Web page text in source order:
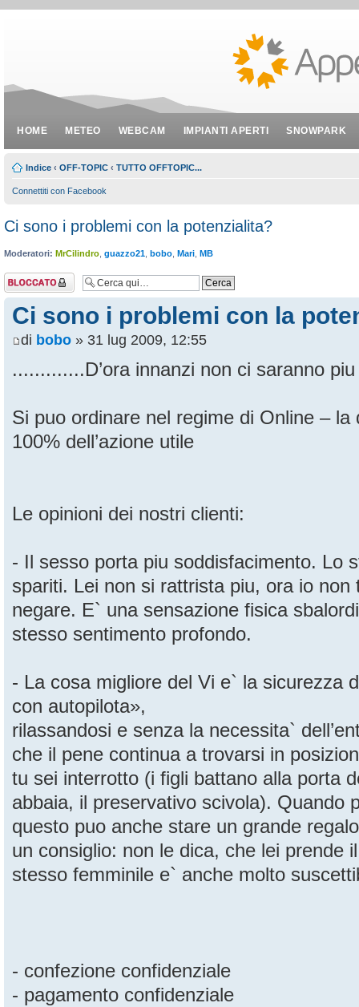
HOME METEO WEBCAM IMPIANTI APERTI SNOWPARK
Indice ‹ OFF-TOPIC ‹ TUTTO OFFTOPIC...
Connettiti con Facebook
Ci sono i problemi con la potenzialita?
Moderatori: MrCilindro guazzo21 bobo Mari MB
Argomento
bloccato
Ci sono i problemi con la
di bobo » 31 lug 2009, 12:55
.............D’ora innanzi non ci saranno piu
Si puo ordinare nel regime di Online –
100% dell’azione utile
Le opinioni dei nostri clienti:
- Il sesso porta piu soddisfacimento. Lo
spariti. Lei non si rattrista piu, ora io
negare. E` una sensazione fisica
stesso sentimento profondo.
- La cosa migliore del Vi e` la sicurezza
con autopilota»,
rilassandosi e senza la necessita`
che il pene continua a trovarsi in
tu sei interrotto (i figli battano alla porta
abbaia, il preservativo scivola). Quando
questo puo anche stare un grande
un consiglio: non le dica, che lei prende
stesso femminile e` anche molto
- confezione confidenziale
- pagamento confidenziale